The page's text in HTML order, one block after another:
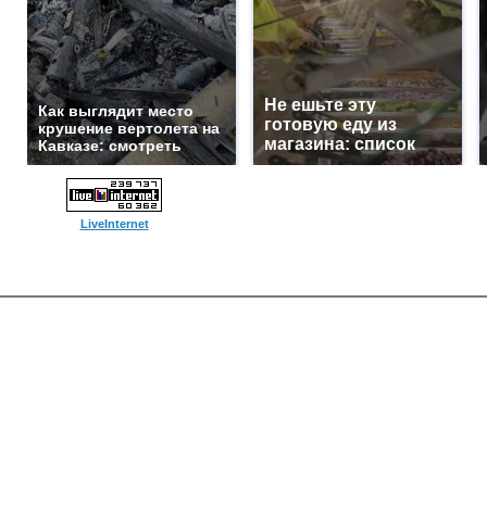
Как выглядит место
крушение вертолета на
Кавказе: смотреть
Не ешьте эту
готовую еду из
магазина: список
LiveInternet